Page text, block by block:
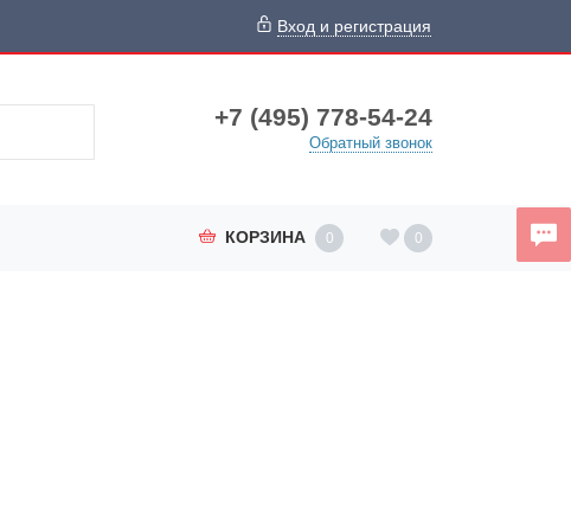
Вход и регистрация
+7 (495) 778-54-24
Обратный звонок
КОРЗИНА 0 0